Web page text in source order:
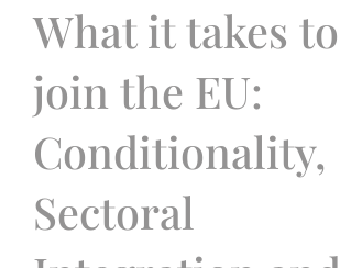
What it takes to
join the EU:
Conditionality,
Sectoral